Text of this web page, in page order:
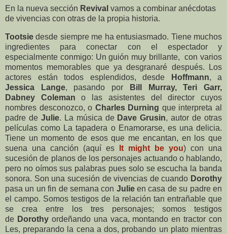
En la nueva sección Revival vamos a combinar anécdotas
de vivencias con otras de la propia historia.
Tootsie desde siempre me ha entusiasmado. Tiene muchos
ingredientes para conectar con el espectador y
especialmente conmigo: Un guión muy brillante, con varios
momentos memorables que ya desgranaré después. Los
actores están todos esplendidos, desde
Hoffmann, a
Jessica Lange, pasando por
Bill Murray, Teri Garr,
Dabney Coleman o las asistentes del director cuyos
nombres desconozco, o Charles Durning que interpreta al
padre de Julie. La música de Dave Grusin, autor de otras
películas como La tapadera o Enamorarse, es una delicia.
Tiene un momento de esos que me encantan, en los que
suena una canción (aquí es
It might be you) con una
sucesión de planos de los personajes actuando o hablando,
pero no oímos sus palabras pues solo se escucha la banda
sonora. Son una sucesión de vivencias de cuando Dorothy
pasa un un fin de semana con Julieen casa de su padre en
el campo. Somos testigos de la relación tan entrañable que
se crea entre los tres personajes; somos testigos
de Dorothyordeñando una vaca, montando en tractor con
Les, preparando la cena a dos, probando un plato mientras